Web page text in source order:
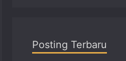
Posting Terbaru